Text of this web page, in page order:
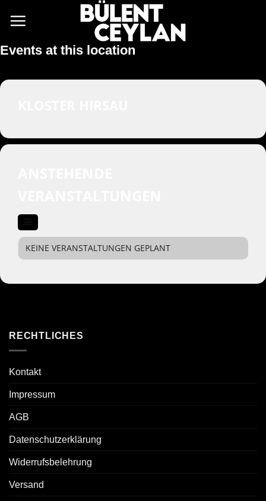
Inhalt
Events at this location
KEINE VERANSTALTUNGEN GEPLANT
RECHTLICHES
Kontakt
Impressum
AGB
Datenschutzerklärung
Widerrufsbelehrung
Versand